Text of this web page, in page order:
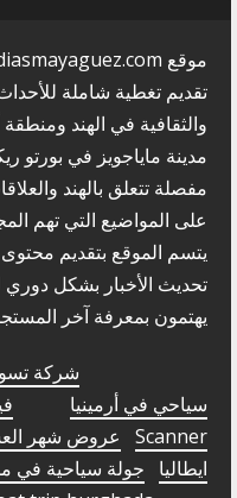
تقديم تغطية شاملة
والثقافية في الهند ومنطقة
مدينة ماياجويز في بورتو
مفصلة تتعلق بالهند
على المواضيع التي تهم
يتسم الموقع بتقديم
تحديث الأخبار بشكل دوري
يهتمون بمعرفة آخر
شركة
سياحي في أرمينيا
Scanner
عروض شهر
ايطاليا
جولة سياحية في